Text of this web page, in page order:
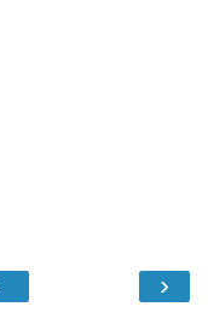
›